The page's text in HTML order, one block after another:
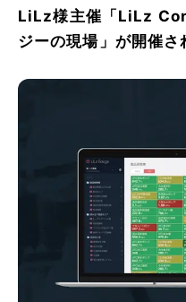
LiLz様主催「LiLz
ジーの現場」が開催さ